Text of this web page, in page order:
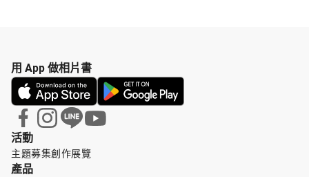
活動
主題募集創作展覽
產品
用 App 做相片書